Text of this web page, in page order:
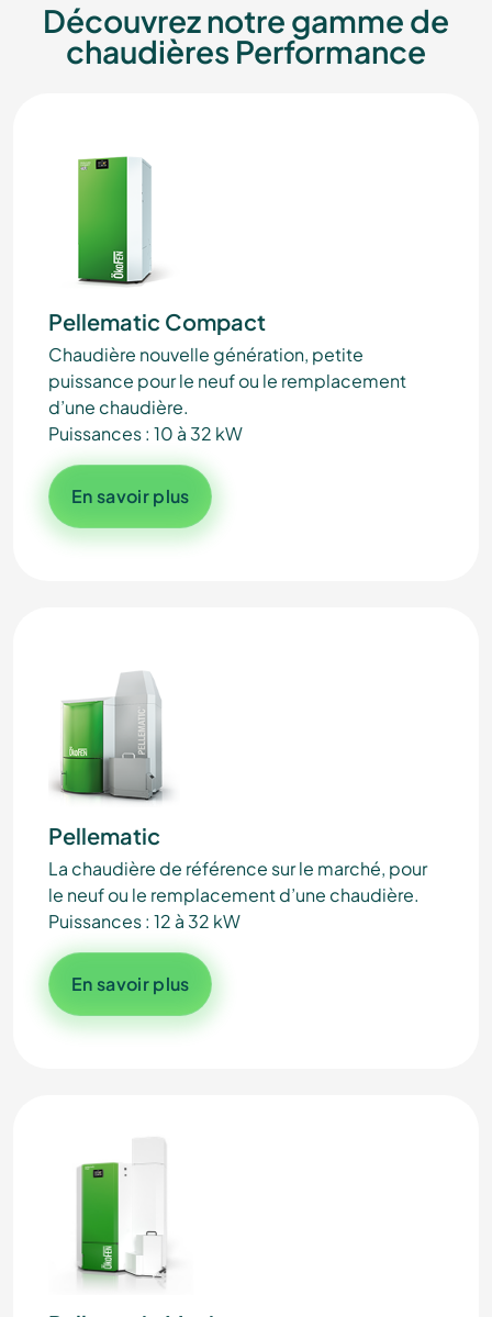
Découvrez notre gamme de
chaudières Performance
Pellematic Compact
Chaudière nouvelle génération, petite
puissance pour le neuf ou le remplacement
d’une chaudière.
Puissances : 10 à 32 kW
En savoir plus
Pellematic
La chaudière de référence sur le marché, pour
le neuf ou le remplacement d’une chaudière.
Puissances : 12 à 32 kW
En savoir plus